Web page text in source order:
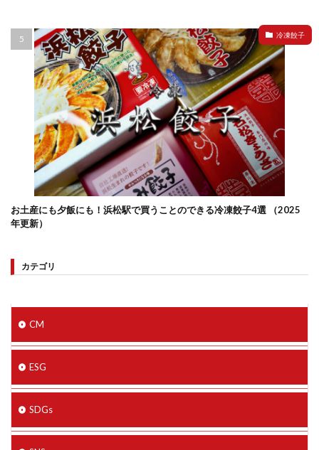
冷凍餃子
お土産にも夕飯にも！浜松駅で買うことのできる冷凍餃子4選 （2025
年更新）
カテゴリ
CM
ESG
SDGs